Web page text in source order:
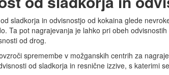
sladkorja in odvisnostjo od kokaina glede
Ta pot nagrajevanja je lahko pri obeh
od drog.
spremembe v možganskih centrih za
od sladkorja in resnične izzive, s katerimi